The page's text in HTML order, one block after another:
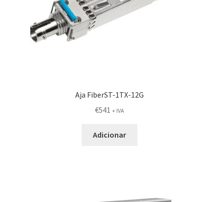
Aja FiberST-1TX-12G
€541 + IVA
Adicionar